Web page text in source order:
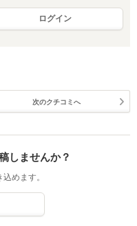
ログイン
次のクチコミへ
しませんか？
めます。